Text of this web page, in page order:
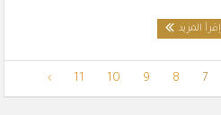
إقرأ المزيد
7
8
9
10
11
›